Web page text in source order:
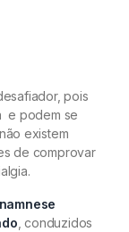
pois
e podem se
existem
de comprovar
, conduzidos